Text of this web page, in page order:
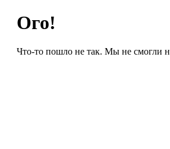
Ого!
Что-то пошло не так. Мы не смогли